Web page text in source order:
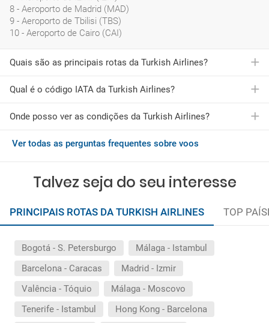
8 - Aeroporto de Madrid (MAD)
9 - Aeroporto de Tbilisi (TBS)
10 - Aeroporto de Cairo (CAI)
Quais são as principais rotas da Turkish Airlines?
A Turkish Airlines oferece vários voos para mais de 9 cidades.
são as seguintes:
Voos de Málaga para Istambul
Voos de Barcelona para Caracas
Voos de Valência para Tóquio
Voos de Málaga para Moscovo
Voos de Hong Kong para Barcelona
Voos de Victoria para Madrid
Reserve o seu voo com a Turkish Airlines através da Logitravel.
Qual é o código IATA da Turkish Airlines?
O código IATA da Turkish Airlines é TK
Onde posso ver as condições da Turkish Airlines?
Você pode consultar as condições gerais da Turkish Airlines
Ver todas as perguntas frequentes sobre voos
Talvez seja do seu interesse
PRINCIPAIS ROTAS DA TURKISH AIRLINES TOP
Bogotá - S. Petersburgo
Málaga - Istambul
Barcelona - Caracas
Madrid - Izmir
Valência - Tóquio
Málaga - Moscovo
Tenerife - Istambul
Hong Kong - Barcelona